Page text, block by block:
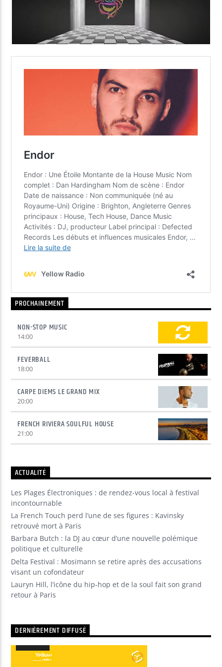
Yellow Radio
Yellow Riviera
Yellow Party
PROCHAINEMENT
NON-STOP MUSIC
14:00
FEVERBALL
18:00
CARPE DIEMS LE GRAND MIX
20:00
FRENCH RIVIERA SOULFUL HOUSE
21:00
ACTUALITÉ
Les Plages Électroniques : de rendez-vous local à festival
incontournable
La French Touch perd l’une de ses figures : Kavinsky
retrouvé mort à Paris
Barbara Butch : la DJ au cœur d’une nouvelle polémique
politique et culturelle
Delta Festival : Mosimann se retire après des accusations
visant un cofondateur
Lauryn Hill, l’icône du hip-hop et de la soul fait son grand
retour à Paris
DERNIÈREMENT DIFFUSÉ
Lecteur